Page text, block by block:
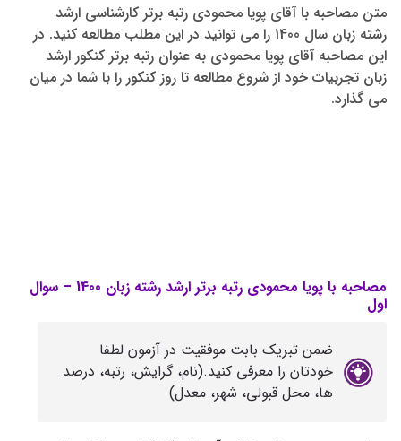
متن مصاحبه با آقای پویا محمودی رتبه برتر کارشناسی ارشد
رشته زبان سال 1400 را می توانید در این مطلب مطالعه کنید. در
این مصاحبه آقای پویا محمودی به عنوان رتبه برتر کنکور ارشد
زبان تجربیات خود از شروع مطالعه تا روز کنکور را با شما در میان
می گذارد.
مصاحبه با پویا محمودی رتبه برتر ارشد رشته زبان 1400 – سوال
اول
ضمن تبریک بابت موفقیت در آزمون لطفا
خودتان را معرفی کنید.(نام، گرایش، رتبه، درصد
ها، محل قبولی، شهر، معدل)